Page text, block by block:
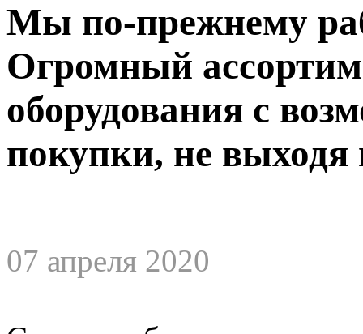
Мы по-прежнему
Огромный
оборудования с
покупки, не выходя
07 апреля 2020